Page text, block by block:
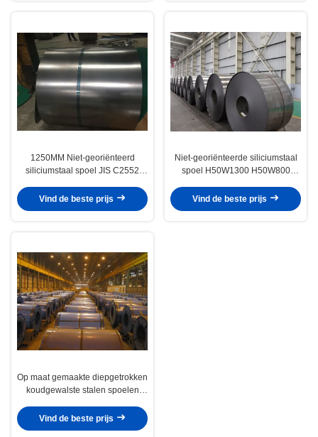
1250MM Niet-georiënteerd
siliciumstaal spoel JIS C2552
Elektriciteitsstaal
Vind de beste prijs
Niet-georiënteerde siliciumstaal
spoel H50W1300 H50W800
mm / 1220 mm breedte
Vind de beste prijs
Op maat gemaakte diepgetrokken
koudgewalste stalen spoelen
stempelen en vormen
Vind de beste prijs